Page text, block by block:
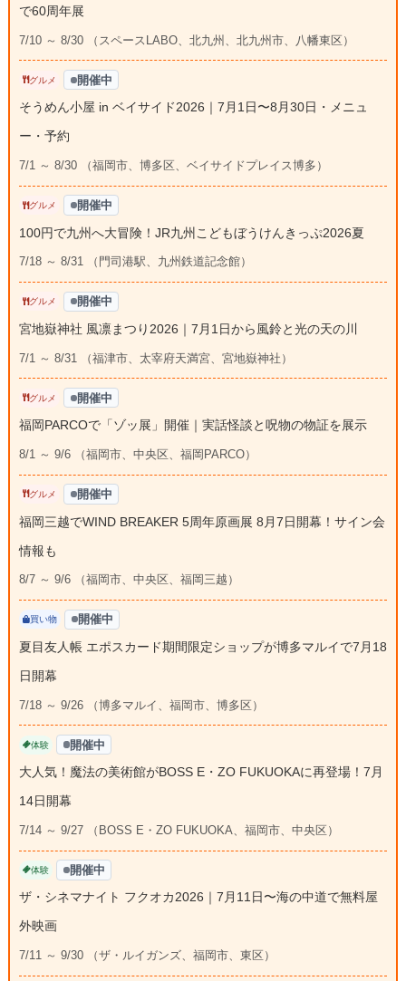
で60周年展
7/10 ～ 8/30 （スペースLABO、北九州、北九州市、八幡東区）
グルメ 開催中
そうめん小屋 in ベイサイド2026｜7月1日〜8月30日・メニュ
ー・予約
7/1 ～ 8/30 （福岡市、博多区、ベイサイドプレイス博多）
グルメ 開催中
100円で九州へ大冒険！JR九州こどもぼうけんきっぷ2026夏
7/18 ～ 8/31 （門司港駅、九州鉄道記念館）
グルメ 開催中
宮地嶽神社 風凛まつり2026｜7月1日から風鈴と光の天の川
7/1 ～ 8/31 （福津市、太宰府天満宮、宮地嶽神社）
グルメ 開催中
福岡PARCOで「ゾッ展」開催｜実話怪談と呪物の物証を展示
8/1 ～ 9/6 （福岡市、中央区、福岡PARCO）
グルメ 開催中
福岡三越でWIND BREAKER 5周年原画展 8月7日開幕！サイン会
情報も
8/7 ～ 9/6 （福岡市、中央区、福岡三越）
買い物 開催中
夏目友人帳 エポスカード期間限定ショップが博多マルイで7月18
日開幕
7/18 ～ 9/26 （博多マルイ、福岡市、博多区）
体験 開催中
大人気！魔法の美術館がBOSS E・ZO FUKUOKAに再登場！7月
14日開幕
7/14 ～ 9/27 （BOSS E・ZO FUKUOKA、福岡市、中央区）
体験 開催中
ザ・シネマナイト フクオカ2026｜7月11日〜海の中道で無料屋
外映画
7/11 ～ 9/30 （ザ・ルイガンズ、福岡市、東区）